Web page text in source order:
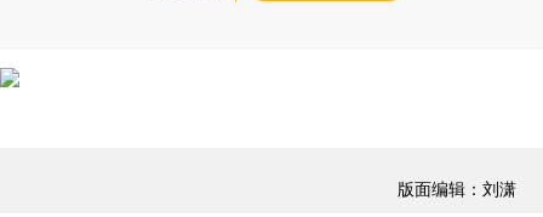
版面编辑：刘潇